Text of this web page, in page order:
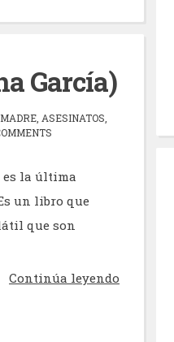
García)
, ASESINATOS,
es la última
un libro que
que son
Continúa leyendo